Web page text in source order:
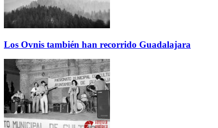
Los Ovnis también han recorrido Guadalajara